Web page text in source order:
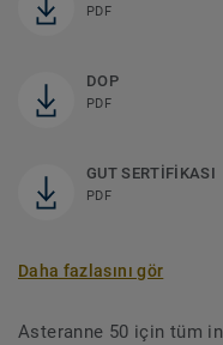
PDF
DOP
PDF
GUT SERTİFİKASI
PDF
Daha fazlasını gör
Asteranne 50 için tüm